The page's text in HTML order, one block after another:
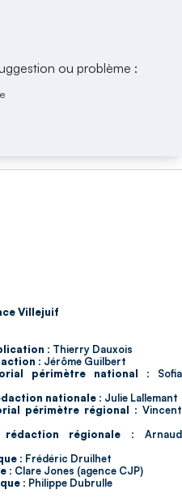
ou problème :
Villejuif
: Thierry Dauxois
: Jérôme Guilbert
périmètre national : Sofia
nationale : Julie Lallemant
périmètre régional : Vincent
régionale : Arnaud
: Frédéric Druilhet
: Clare Jones (agence CJP)
: Philippe Dubrulle